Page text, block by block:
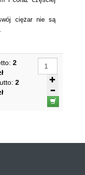
ciężar nie są
2
2